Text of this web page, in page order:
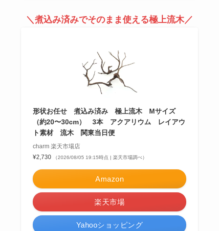
＼煮込み済みでそのまま使える極上流木／
形状お任せ 煮込み済み 極上流木 Mサイズ
（約20〜30cm） 3本 アクアリウム レイアウ
ト素材 流木 関東当日便
charm 楽天市場店
¥2,730
（2026/08/05 19:15時点 | 楽天市場調べ）
Amazon
楽天市場
Yahooショッピング